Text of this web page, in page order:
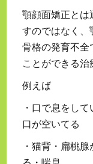
顎顔面矯正とは
すのではなく、
骨格の発育不全
ことができる治
例えば
・口で息をし
口が空いてる
・猫背・扁桃